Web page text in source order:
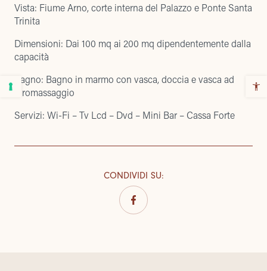
Vista: Fiume Arno, corte interna del Palazzo e Ponte Santa
Trinita
Dimensioni: Dai 100 mq ai 200 mq dipendentemente dalla
capacità
Bagno: Bagno in marmo con vasca, doccia e vasca ad
idromassaggio
Servizi: Wi-Fi – Tv Lcd – Dvd – Mini Bar – Cassa Forte
CONDIVIDI SU: